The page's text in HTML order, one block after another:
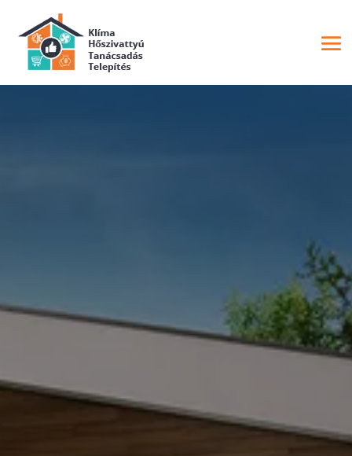
Horvátország-Szlovénia-Szlovákia-
Románia